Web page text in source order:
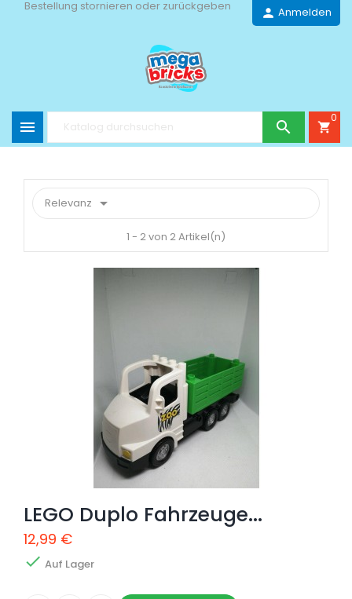
Bestellung stornieren oder zurückgeben person Anmelden
  shopping_cart
0
Relevanz 
1 - 2 von 2 Artikel(n)
LEGO Duplo Fahrzeuge...
12,99 €
 Auf Lager